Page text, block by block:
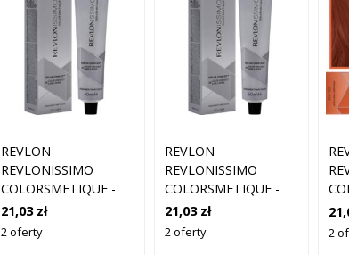
REVLON
REVLONISSIMO
COLORSMETIQUE -
KREMOWA FARBA DO
WŁOSÓW, 60ML 8,24
| JASNY OPALIZUJĄCY
21,03 zł
2 oferty
REVLON
REVLONISSIMO
COLORSMETIQUE -
KREMOWA FARBA DO
WŁOSÓW, 60ML 8,3 |
JASNY ZŁOTY BLOND
21,03 zł
2 oferty 2